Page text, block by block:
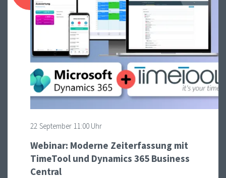
22 September 11:00 Uhr
Webinar: Moderne Zeiterfassung mit
TimeTool und Dynamics 365 Business
Central